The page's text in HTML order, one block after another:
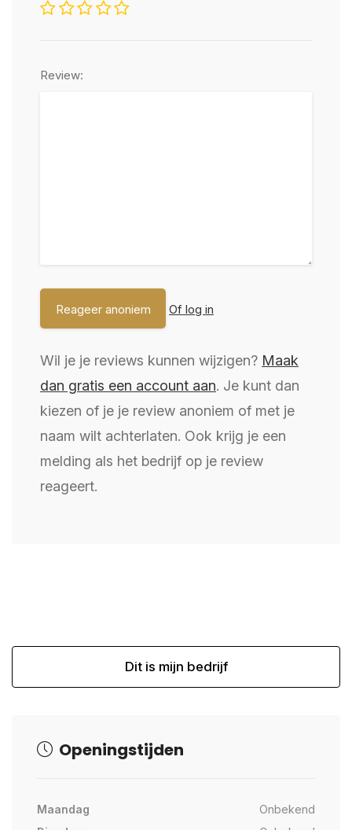
Review:
Of log in
Wil je je reviews kunnen wijzigen? Maak
dan gratis een account aan. Je kunt dan
kiezen of je je review anoniem of met je
naam wilt achterlaten. Ook krijg je een
melding als het bedrijf op je review
reageert.
Dit is mijn bedrijf
Openingstijden
Maandag
Onbekend